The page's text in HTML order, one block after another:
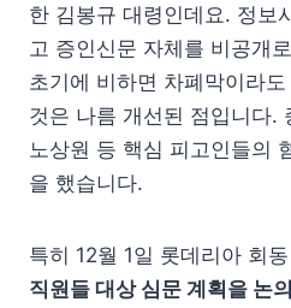
한 김봉규 대령인데요. 정보
고 증인신문 자체를 비공개
초기에 비하면 차폐막이라
것은 나름 개선된 점입니다.
노상원 등 핵심 피고인들의
을 했습니다.
특히 12월 1일 롯데리아 회
직원들 대상 심문 계획을 논